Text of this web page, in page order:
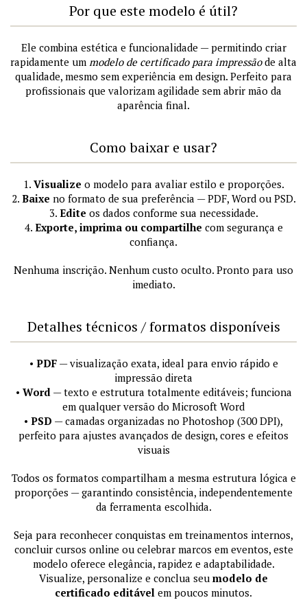
Por que este modelo é útil?
Ele combina estética e funcionalidade — permitindo criar
rapidamente um modelo de certificado para impressãode alta
qualidade, mesmo sem experiência em design. Perfeito para
profissionais que valorizam agilidade sem abrir mão da
aparência final.
Como baixar e usar?
1. Visualize o modelo para avaliar estilo e proporções.
2. Baixe no formato de sua preferência — PDF, Word ou PSD.
3. Edite os dados conforme sua necessidade.
4. Exporte, imprima ou compartilhe com segurança e
confiança.
Nenhuma inscrição. Nenhum custo oculto. Pronto para uso
imediato.
Detalhes técnicos / formatos disponíveis
• PDF— visualização exata, ideal para envio rápido e
impressão direta
• Word — texto e estrutura totalmente editáveis; funciona
em qualquer versão do Microsoft Word
• PSD — camadas organizadas no Photoshop (300 DPI),
perfeito para ajustes avançados de design, cores e efeitos
visuais
Todos os formatos compartilham a mesma estrutura lógica e
proporções — garantindo consistência, independentemente
da ferramenta escolhida.
Seja para reconhecer conquistas em treinamentos internos,
concluir cursos online ou celebrar marcos em eventos, este
modelo oferece elegância, rapidez e adaptabilidade.
Visualize, personalize e conclua seu modelo de
certificado editável em poucos minutos.